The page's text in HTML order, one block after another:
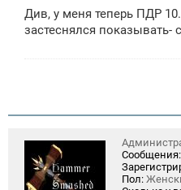
б
щ
Див, у меня теперь ПДР
застеснялся показывать-
Сообщения:
Пол: